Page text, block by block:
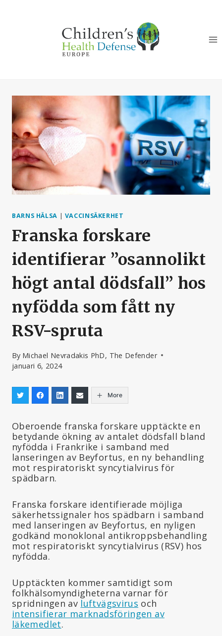
BARNS HÄLSA | VACCINSÄKERHET
Franska forskare
identifierar ”osannolikt
högt antal dödsfall” hos
nyfödda som fått ny
RSV-spruta
By Michael Nevradakis PhD, The Defender
januari 6, 2024
More
Oberoende franska forskare upptäckte en
betydande ökning av antalet dödsfall bland
nyfödda i Frankrike i samband med
lanseringen av Beyfortus, en ny behandling
mot respiratoriskt syncytialvirus för
spädbarn.
Franska forskare identifierade möjliga
säkerhetssignaler hos spädbarn i samband
med lanseringen av Beyfortus, en nyligen
godkänd monoklonal antikroppsbehandling
mot respiratoriskt syncytialvirus (RSV) hos
nyfödda.
Upptäckten kommer samtidigt som
folkhälsomyndigheterna varnar för
spridningen av luftvägsvirus och
intensifierar marknadsföringen av
läkemedlet.